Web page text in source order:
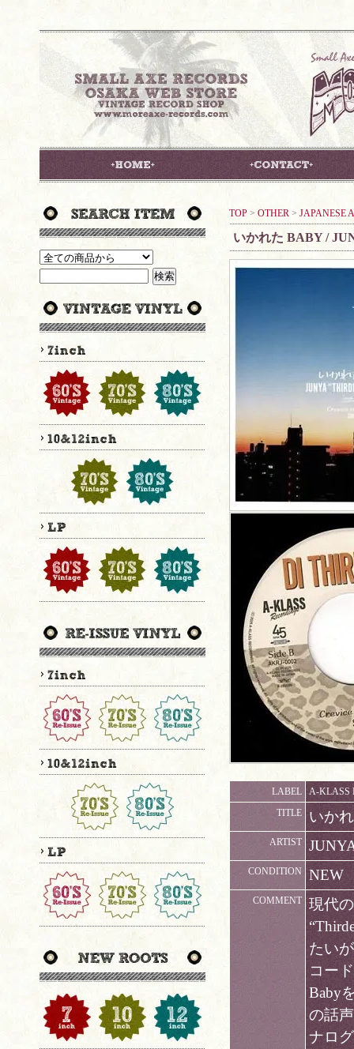
TOP > OTHER > JAPANESE
いかれた BABY /
LABEL
A-KLASS
TITLE
いか
ARTIST
CONDITION NEW
COMMENT
現代
たい
コー
Baby
の話
ナロ